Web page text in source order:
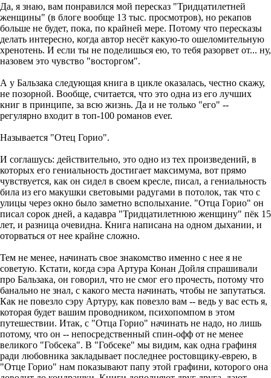
Да, я знаю, вам понравился мой пересказ "Тридцатилетней
женщины" (в блоге вообще 13 тыс. просмотров), но рекапов
больше не будет, пока, по крайней мере. Потому что пересказы
делать интересно, когда автор несёт какую-то ошеломительную
хренотень. И если ты не поделишься ею, то тебя разорвет от... ну,
назовем это чувство "восторгом".
А у Бальзака следующая книга в цикле оказалась, честно скажу,
не позорной. Вообще, считается, что это одна из его лучших
книг в принципе, за всю жизнь. Да и не только "его" --
регулярно входит в топ-100 романов ever.
Называется "Отец Горио".
И соглашусь: действительно, это одно из тех произведений, в
которых его гениальность достигает максимума, вот прямо
чувствуется, как он сидел в своем кресле, писал, а гениальность
била из его макушки световыми радугами в потолок, так что с
улицы через окно было заметно всполыхание. "Отца Горио" он
писал сорок дней, а кадавра "Тридцатилетнюю женщину" пёк 15
лет, и разница очевидна. Книга написана на одном дыхании, и
оторваться от нее крайне сложно.
Тем не менее, начинать свое знакомство именно с нее я не
советую. Кстати, когда сэра Артура Конан Дойля спрашивали
про Бальзака, он говорил, что не смог его прочесть, потому что
банально не знал, с какого места начинать, чтобы не запутаться.
Как не повезло сэру Артуру, как повезло вам -- ведь у вас есть я,
которая будет вашим проводником, психопомпом в этом
путешествии. Итак, с "Отца Горио" начинать не надо, но лишь
потому, что он -- непосредственный спин-офф от не менее
великого "Гобсека". В "Гобсеке" мы видим, как одна графиня
ради любовника закладывает последнее ростовщику-еврею, в
"Отце Горио" нам показывают папу этой графини, которого она